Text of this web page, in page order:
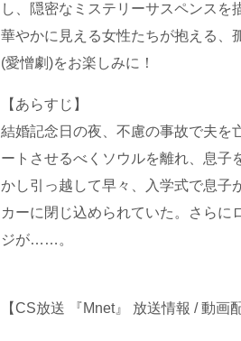
し、隠密なミステリーサスペンス
華やかに見える女性たちが抱える、
(愛憎劇)をお楽しみに！
【あらすじ】
結婚記念日の夜、不慮の事故で夫を
ートさせるべくソウルを離れ、息子
かし引っ越して早々、入学式で息子
カーに閉じ込められていた。さらに
ジが……。
【CS放送 『Mnet』 放送情報 / 動